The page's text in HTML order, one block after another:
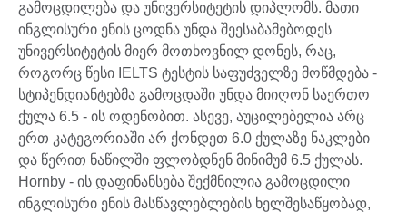
გამოცდილება და უნივერსიტეტის დიპლომს. მათი
ინგლისური ენის ცოდნა უნდა შეესაბამებოდეს
უნივერსიტეტის მიერ მოთხოვნილ დონეს, რაც,
როგორც წესი IELTS ტესტის საფუძველზე მოწმდება -
სტიპენდიანტებმა გამოცდაში უნდა მიიღონ საერთო
ქულა 6.5 - ის ოდენობით. ასევე, აუცილებელია არც
ერთ კატეგორიაში არ ქონდეთ 6.0 ქულაზე ნაკლები
და წერით ნაწილში ფლობდნენ მინიმუმ 6.5 ქულას.
Hornby - ის დაფინანსება შექმნილია გამოცდილი
ინგლისური ენის მასწავლებლების ხელშესაწყობად,